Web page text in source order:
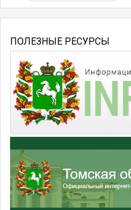
ПОЛЕЗНЫЕ РЕСУРСЫ